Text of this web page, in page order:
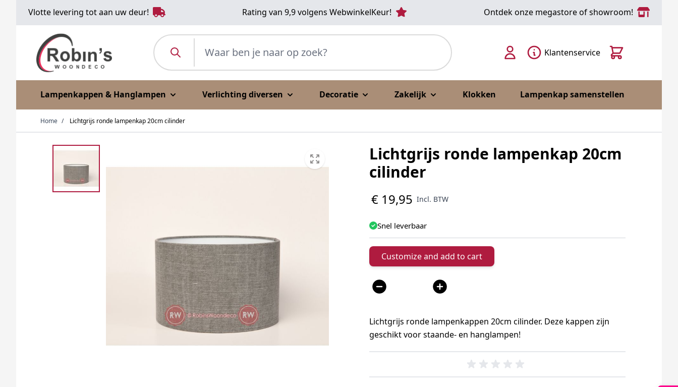
Vlotte levering tot aan uw deur! Rating van 9,9 volgens WebwinkelKeur! Ontdek onze megastore of showroom!
Waar ben je naar op zoek?
Lampenkappen & Hanglampen Verlichting diversen Decoratie Zakelijk Klokken Lampenkap samenstellen
Klantenservice Cart
Home / Lichtgrijs ronde lampenkap 20cm cilinder
Lichtgrijs ronde lampenkap 20cm
cilinder
€ 19,95 Incl. BTW
Snel leverbaar
Customize and add to cart
Aantal
Lichtgrijs ronde lampenkappen 20cm cilinder. Deze kappen zijn
geschikt voor staande- en hanglampen!